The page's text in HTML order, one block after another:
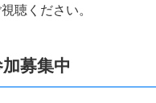
聴ください。
募集中